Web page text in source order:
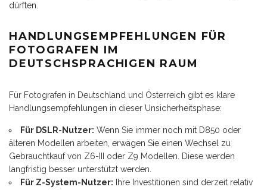
dürften.
HANDLUNGSEMPFEHLUNGEN FÜR
FOTOGRAFEN IM
DEUTSCHSPRACHIGEN RAUM
Für Fotografen in Deutschland und Österreich gibt es klare
Handlungsempfehlungen in dieser Unsicherheitsphase:
Für DSLR-Nutzer: Wenn Sie immer noch mit D850 oder
älteren Modellen arbeiten, erwägen Sie einen Wechsel zu
Gebrauchtkauf von Z6-III oder Z9 Modellen. Diese werden
langfristig besser unterstützt werden.
Für Z-System-Nutzer: Ihre Investitionen sind derzeit relativ